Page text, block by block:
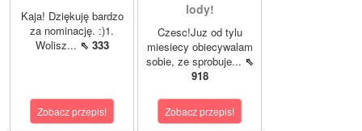
Kaja! Dziękuję bardzo
za nominację. :)1.
Wolisz... ⇖ 333
Zobacz przepis!
lody!
Czesc!Juz od tylu
miesiecy obiecywalam
sobie, ze sprobuje... ⇖
918
Zobacz przepis!